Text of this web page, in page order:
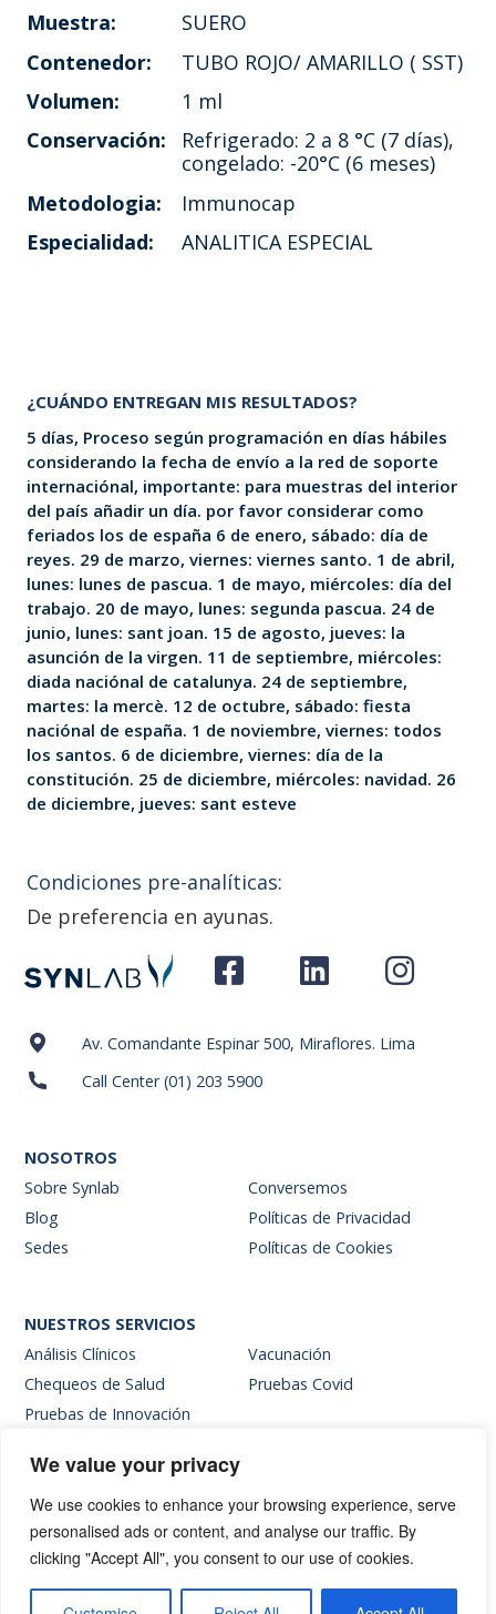
We value your privacy
We use cookies to enhance your browsing experience, serve
personalised ads or content, and analyse our traffic. By
clicking "Accept All", you consent to our use of cookies.
Muestra:
SUERO
Contenedor:
TUBO ROJO/ AMARILLO ( SST)
Volumen:
1 ml
Conservación:
Refrigerado: 2 a 8 °C (7 días),
congelado: -20°C (6 meses)
Metodologia:
Immunocap
Especialidad:
ANALITICA ESPECIAL
¿CUÁNDO ENTREGAN MIS RESULTADOS?
5 días, Proceso según programación en días hábiles
considerando la fecha de envío a la red de soporte
internaciónal, importante: para muestras del interior
del país añadir un día. por favor considerar como
feriados los de españa 6 de enero, sábado: día de
reyes. 29 de marzo, viernes: viernes santo. 1 de abril,
lunes: lunes de pascua. 1 de mayo, miércoles: día del
trabajo. 20 de mayo, lunes: segunda pascua. 24 de
junio, lunes: sant joan. 15 de agosto, jueves: la
asunción de la virgen. 11 de septiembre, miércoles:
diada naciónal de catalunya. 24 de septiembre,
martes: la mercè. 12 de octubre, sábado: fiesta
naciónal de españa. 1 de noviembre, viernes: todos
los santos. 6 de diciembre, viernes: día de la
constitución. 25 de diciembre, miércoles: navidad. 26
de diciembre, jueves: sant esteve
Condiciones pre-analíticas:
De preferencia en ayunas.
Av. Comandante Espinar 500, Miraflores. Lima
Call Center (01) 203 5900
NOSOTROS
Sobre Synlab
Blog
Sedes
Conversemos
Políticas de Privacidad
Políticas de Cookies
NUESTROS SERVICIOS
Análisis Clínicos
Chequeos de Salud
Pruebas de Innovación
Vacunación
Pruebas Covid
Web de resultados